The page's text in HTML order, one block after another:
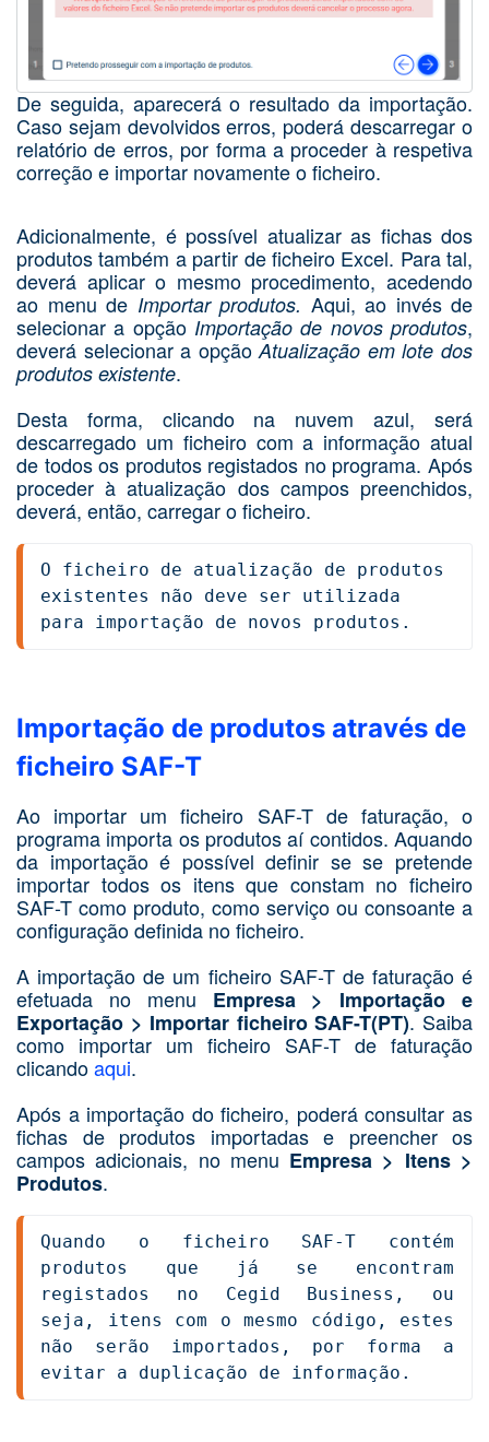
De seguida, aparecerá o resultado da importação.
Caso sejam devolvidos erros, poderá descarregar o
relatório de erros, por forma a proceder à respetiva
correção e importar novamente o ficheiro.
Adicionalmente, é possível atualizar as fichas dos
produtos também a partir de ficheiro Excel. Para tal,
deverá aplicar o mesmo procedimento, acedendo
ao menu de Importar produtos. Aqui, ao invés de
selecionar a opção Importação de novos produtos,
deverá selecionar a opçãoAtualização em lote dos
produtos existente.
Desta forma, clicando na nuvem azul, será
descarregado um ficheiro com a informação atual
de todos os produtos registados no programa. Após
proceder à atualização dos campos preenchidos,
deverá, então, carregar o ficheiro.
O ficheiro de atualização de produtos
existentes não deve ser utilizada
para importação de novos produtos.
Importação de produtos através de
ficheiro SAF-T
Ao importar um ficheiro SAF-T de faturação, o
programa importa os produtos aí contidos. Aquando
da importação é possível definir se se pretende
importar todos os itens que constam no ficheiro
SAF-T como produto, como serviço ou consoante a
configuração definida no ficheiro.
A importação de um ficheiro SAF-T de faturação é
efetuada no menu Empresa > Importação e
Exportação > Importar ficheiro SAF-T(PT). Saiba
como importar um ficheiro SAF-T de faturação
clicandoaqui.
Após a importação do ficheiro, poderá consultar as
fichas de produtos importadas e preencher os
campos adicionais, no menu Empresa > Itens >
Produtos.
Quando o ficheiro SAF-T contém
produtos que já se encontram
registados no Cegid Business, ou
seja, itens com o mesmo código, estes
não serão importados, por forma a
evitar a duplicação de informação.